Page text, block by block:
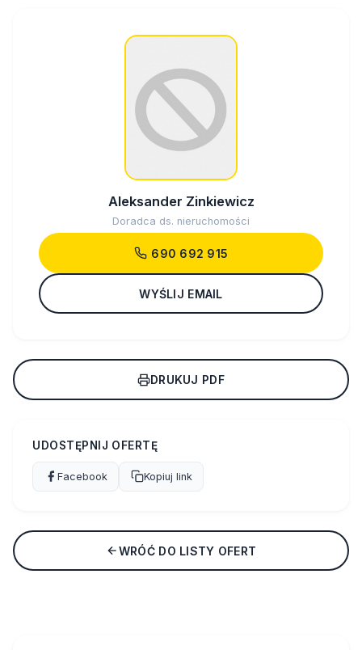
Aleksander Zinkiewicz
Doradca ds. nieruchomości
690 692 915
WYŚLIJ EMAIL
DRUKUJ PDF
UDOSTĘPNIJ OFERTĘ
Facebook Kopiuj link
WRÓĆ DO LISTY OFERT